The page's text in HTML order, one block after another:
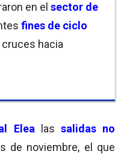
en el sector de
fines de ciclo
hacia
Elea las salidas no
de noviembre, el que